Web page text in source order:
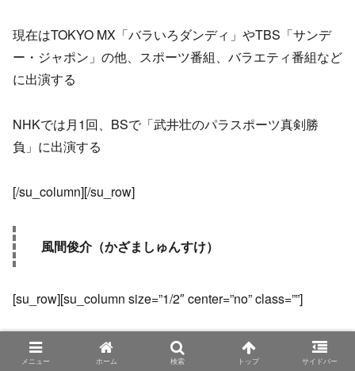
現在はTOKYO MX「バラいろダンディ」やTBS「サンデ
ー・ジャポン」の他、スポーツ番組、バラエティ番組など
に出演する
NHKでは月1回、BSで「武井壮のパラスポーツ真剣勝
負」に出演する
[/su_column][/su_row]
風間俊介（かざましゅんすけ）
[su_row][su_column size=”1/2″ center=”no” class=””]
メニュー ホーム 検索 トップ サイドバー